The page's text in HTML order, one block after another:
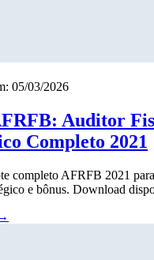
05/03/2026
Auditor
Completo 2021
completo AFRFB 2021
e bônus. Download